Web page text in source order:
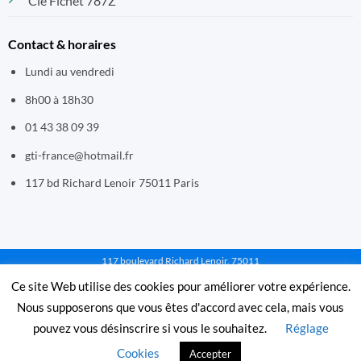
Contact & horaires
Lundi au vendredi
8h00 à 18h30
01 43 38 09 39
gti-france@hotmail.fr
117 bd Richard Lenoir 75011 Paris
117 boulevard Richard Lenoir, 75011
01 43 38 09 39 - Mentions légales et cgv
© 1995-2025 GTI France. Tous droits réservés. Paiements sécurisés
Ce site Web utilise des cookies pour améliorer votre expérience.
Nous supposerons que vous êtes d'accord avec cela, mais vous
pouvez vous désinscrire si vous le souhaitez.
Réglage
Cookies
Accepter